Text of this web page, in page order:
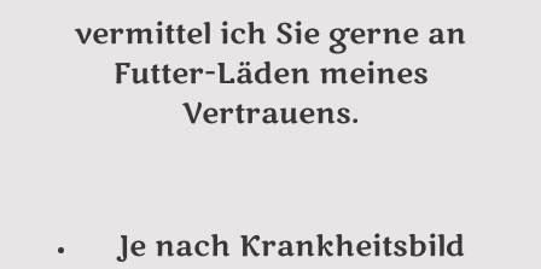
vermittel ich Sie gerne an
Futter-Läden meines
Vertrauens.
Je nach Krankheitsbild